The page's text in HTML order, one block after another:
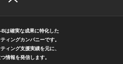
は確実な成果に特化した
ィングカンパニーです。
ィング支援実績を元に、
情報を発信します。